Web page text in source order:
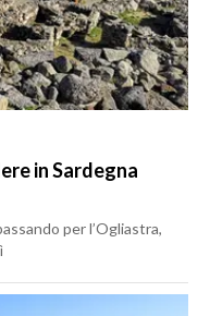
in Sardegna
per l’Ogliastra,